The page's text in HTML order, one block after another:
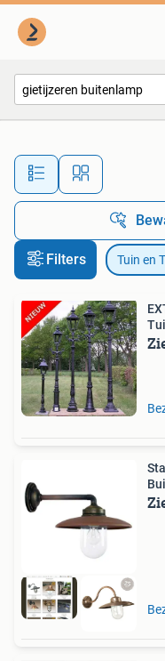
Filters Tuin en